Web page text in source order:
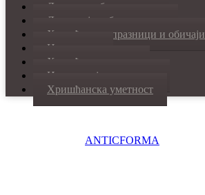
Догматско богословље
Литургијско богословље
Хришћански празници и обичаји
Нови завет
Хришћанска етика
Из парохијског живота
Хришћанска уметност
ANTICFORMA